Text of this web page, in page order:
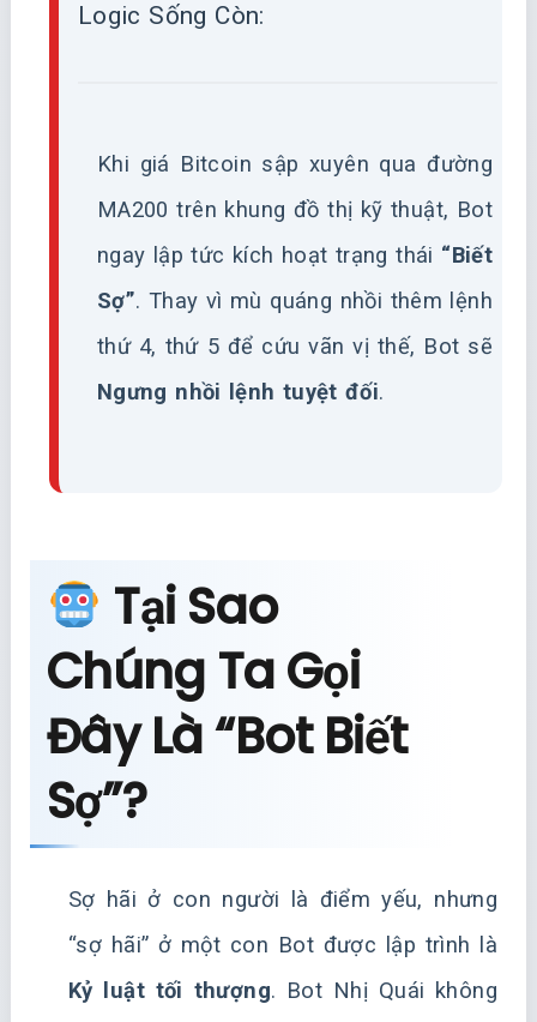
Logic Sống Còn:
Khi giá Bitcoin sập xuyên qua đường
MA200 trên khung đồ thị kỹ thuật, Bot
ngay lập tức kích hoạt trạng thái “Biết
Sợ”. Thay vì mù quáng nhồi thêm lệnh
thứ 4, thứ 5 để cứu vãn vị thế, Bot sẽ
Ngưng nhồi lệnh tuyệt đối.
Tại Sao
Chúng Ta Gọi
Đây Là “Bot Biết
Sợ”?
Sợ hãi ở con người là điểm yếu, nhưng
“sợ hãi” ở một con Bot được lập trình là
Kỷ luật tối thượng. Bot Nhị Quái không